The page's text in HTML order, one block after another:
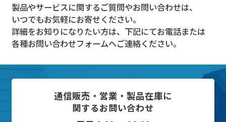
製品やサービスに関するご質問やお問い合わせは、
いつでもお気軽にお寄せください。
詳細をお知りになりたい方は、下記にてお電話または
各種お問い合わせフォームへご連絡ください。
通信販売・営業・製品在庫に
関するお問い合わせ